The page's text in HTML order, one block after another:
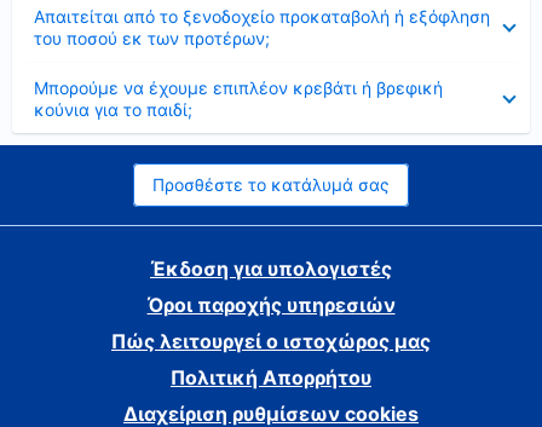
Απαιτείται από το ξενοδοχείο προκαταβολή ή εξόφληση
του ποσού εκ των προτέρων;
Μπορούμε να έχουμε επιπλέον κρεβάτι ή βρεφική
κούνια για το παιδί;
Προσθέστε το κατάλυμά σας
Έκδοση για υπολογιστές
Όροι παροχής υπηρεσιών
Πώς λειτουργεί ο ιστοχώρος μας
Πολιτική Απορρήτου
Διαχείριση ρυθμίσεων cookies